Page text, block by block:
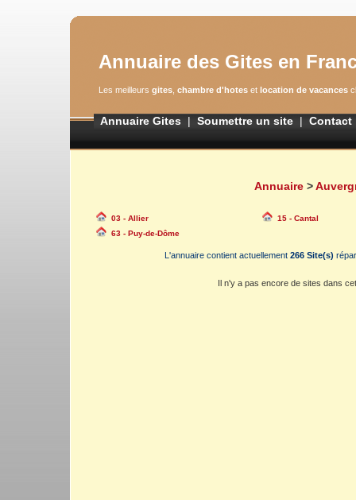
Annuaire des Gites en
Les meilleurs gites, chambre d'hoteset location de vacances
Annuaire Gites| Soumettre un site| Contact
Annuaire>
03 - Allier
15 - Cantal
63 - Puy-de-Dôme
L'annuaire contient actuellement 266 Site(s)
Il n'y a pas encore de sites dans